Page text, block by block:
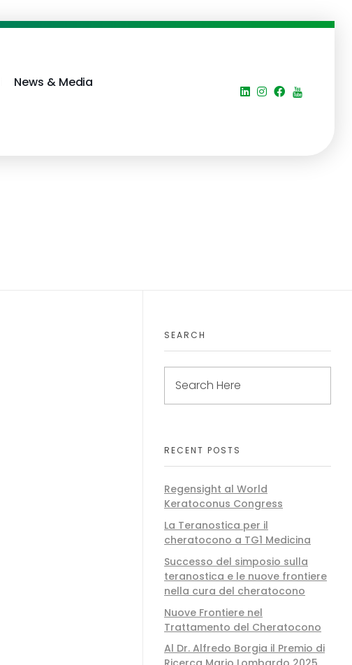
News & Media
SEARCH
RECENT POSTS
Regensight al World
Keratoconus Congress
La Teranostica per il
cheratocono a TG1 Medicina
Successo del simposio sulla
teranostica e le nuove frontiere
nella cura del cheratocono
Nuove Frontiere nel
Trattamento del Cheratocono
Al Dr. Alfredo Borgia il Premio di